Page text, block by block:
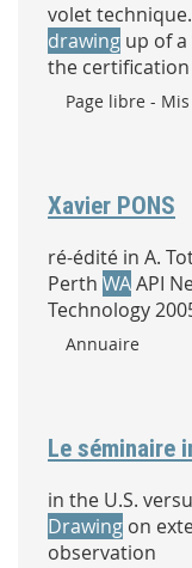
volet
drawing up of
the certification
Type :
Page libre -
Xavier PONS
ré-édité in A.
Perth WAAPI
Technology
Type :
Annuaire
Le séminaire
in the U.S.
Drawing on
observation